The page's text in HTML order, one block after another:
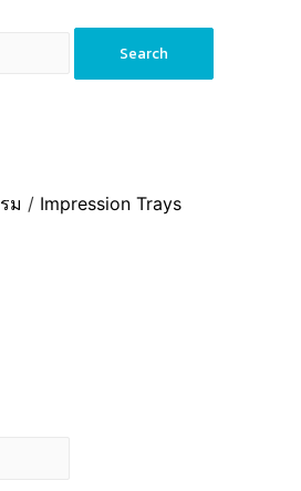
Search
ม / Impression Trays